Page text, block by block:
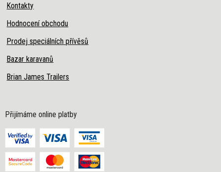
Kontakty
Hodnocení obchodu
Prodej speciálních přívěsů
Bazar karavanů
Brian James Trailers
Přijímáme online platby